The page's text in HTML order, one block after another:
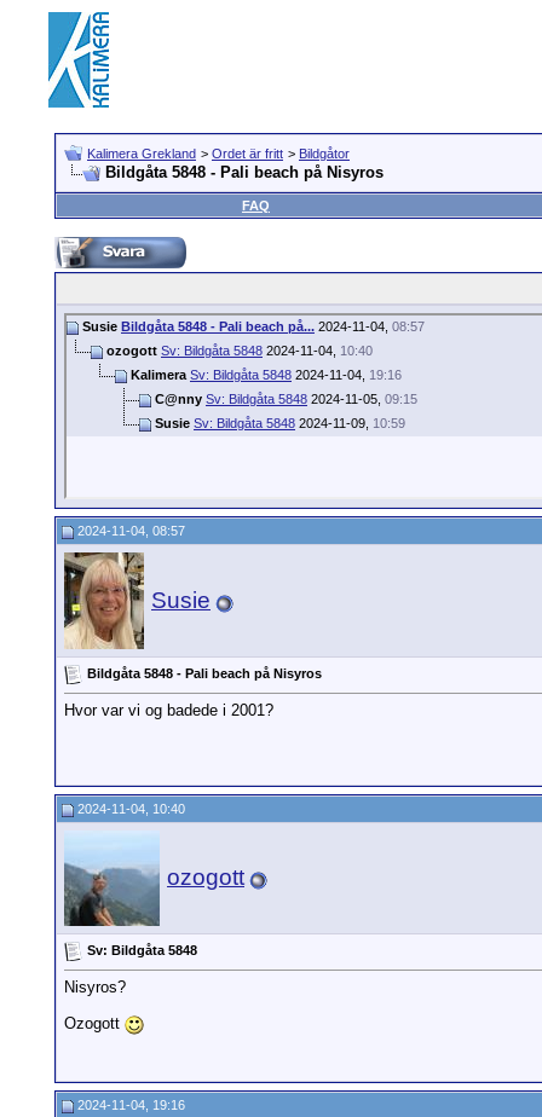
Kalimera Grekland > Ordet är fritt > Bildgåtor
Bildgåta 5848 - Pali beach på Nisyros
FAQ
Susie Bildgåta 5848 - Pali beach på... 2024-11-04, 08:57
ozogott Sv: Bildgåta 5848 2024-11-04, 10:40
Kalimera Sv: Bildgåta 5848 2024-11-04, 19:16
C@nny Sv: Bildgåta 5848 2024-11-05, 09:15
Susie Sv: Bildgåta 5848 2024-11-09, 10:59
2024-11-04, 08:57
Susie
Bildgåta 5848 - Pali beach på Nisyros
Hvor var vi og badede i 2001?
2024-11-04, 10:40
ozogott
Sv: Bildgåta 5848
Nisyros?
Ozogott
2024-11-04, 19:16